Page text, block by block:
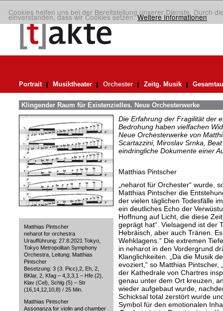
Cookies helfen uns bei der Bereitstellung unserer Dienste. Durch
einverstanden, dass wir Cookies setzen.Weitere Informationen
Portrait Musiktheater Orchester Zeitg. Musik
Klingender Raum für Existenzielles. Neue Orchesterwerke
Matthias Pintscher
neharot for orchestra
Uraufführung: 27.8.2021 Tokyo,
Tokyo Metropolitan Symphony
Orchestra, Leitung: Matthias
Pintscher
Besetzung: 3 (3. Picc),2, Eh, 2,
BKlar, 2, Kfag – 4,3,3,1 – Hfe (2),
Klav (Cel), Schlg (5) – Str
(16,14,12,10,8) / 25 Min.
Matthias Pintscher
Assonanza for violin and chamber
Die Erfahrung der Fragilität der
Bedrohung haben vielfachen
Neue Orchesterwerke von
Scartazzini, Miroslav Srnka,
eindringliche Dokumente einer
Matthias Pintscher
„neharot für Orchester“ wurde,
Matthias Pintscher die
der vielen täglichen Todesfälle
ein deutliches Echo der
Hoffnung auf Licht, die diese
geprägt hat“. Vielsagend ist der
Hebräisch, aber auch Tränen.
Wehklagens.“ Die extremen
in neharot in den Vordergrund
Klanglichkeiten. „Da die Musik
evoziert,“ so Matthias Pintscher,
der Kathedrale von Chartres
genau unter dem Ort kreuzen,
wieder aufgebaut wurde,
Schicksal total zerstört wurde
Symbol für den emotionalen